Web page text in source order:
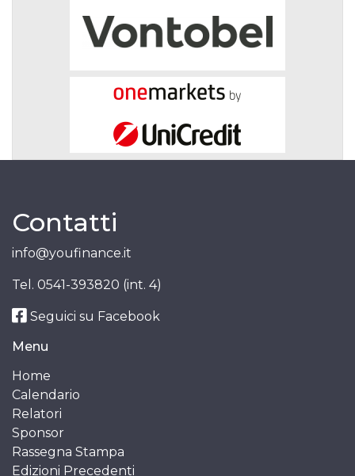
Contatti
info@youfinance.it
Tel. 0541-393820 (int. 4)
Seguici su Facebook
Menu
Home
Calendario
Relatori
Sponsor
Rassegna Stampa
Edizioni Precedenti